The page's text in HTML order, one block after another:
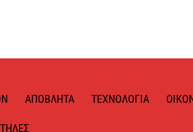
ΑΠΌΒΛΗΤΑ ΤΕΧΝΟΛΟΓΊΑ